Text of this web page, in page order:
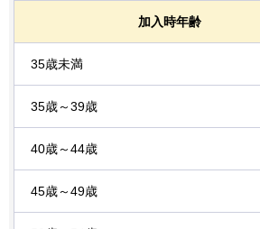
加入時年齢
35歳未満
35歳～39歳
40歳～44歳
45歳～49歳